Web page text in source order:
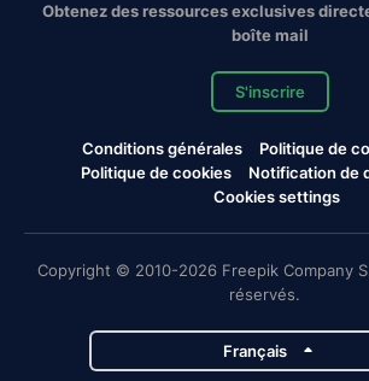
Obtenez des ressources exclusives
boîte mail
S'inscrire
Conditions générales
Politique de
Politique de cookies
Notification de
Cookies settings
Copyright © 2010-2026 Freepik Company
réservés.
Français